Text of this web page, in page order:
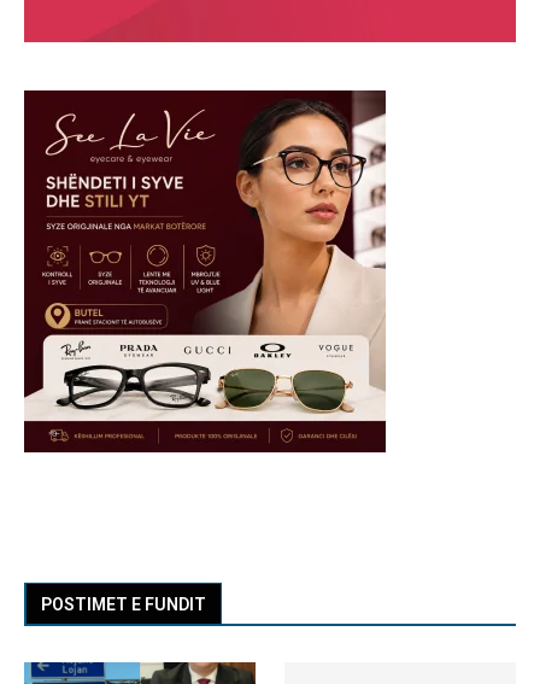
POSTIMET E FUNDIT